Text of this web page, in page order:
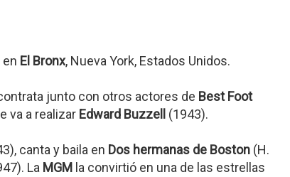
El Bronx, Nueva York, Estados Unidos.
junto con otros actores de Best Foot
va a realizar Edward Buzzell (1943).
canta y baila en Dos hermanas de Boston (H.
La MGM la convirtió en una de las estrellas